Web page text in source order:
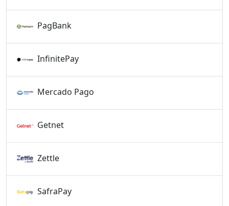
PagBank
InfinitePay
Mercado Pago
Getnet
Zettle
SafraPay